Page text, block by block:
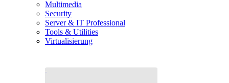
Multimedia
Security
Server & IT Professional
Tools & Utilities
Virtualisierung